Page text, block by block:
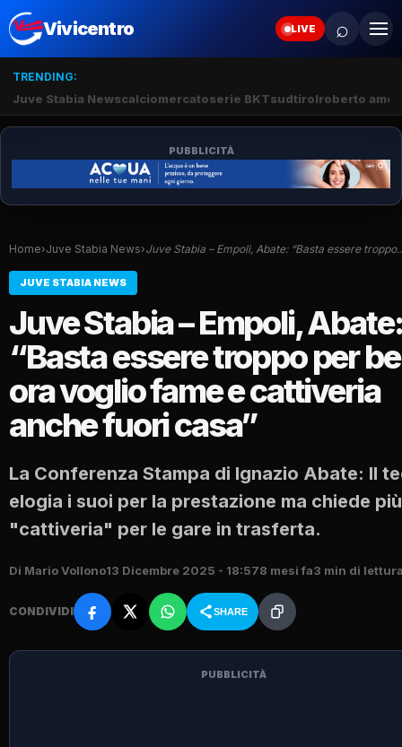
Vivicentro LIVE ⌕
TRENDING:
Juve Stabia Newscalciomercatoserie BKTsudtirolroberto
PUBBLICITÀ
Home›Juve Stabia News›Juve Stabia – Empoli, Abate: “Basta essere
JUVE STABIA NEWS
Juve Stabia – Empoli, Abate:
“Basta essere troppo per
ora voglio fame e cattiveria
anche fuori casa”
La Conferenza Stampa di Ignazio Abate: Il
elogia i suoi per la prestazione ma chiede più
"cattiveria" per le gare in trasferta.
Di Mario Vollono13 Dicembre 2025 - 18:578 mesi fa3 min di
CONDIVIDI SHARE
PUBBLICITÀ